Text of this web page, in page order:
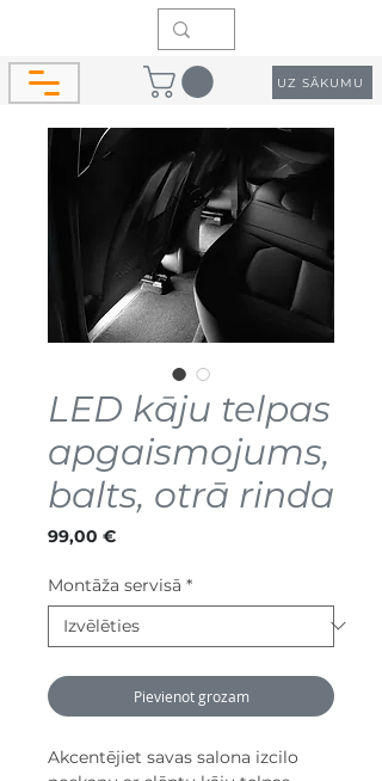
UZ SĀKUMU
LED kāju telpas
apgaismojums,
balts, otrā rinda
99,00 €Cena
Montāža servisā *
Pievienot grozam
Akcentējiet savas salona izcilo